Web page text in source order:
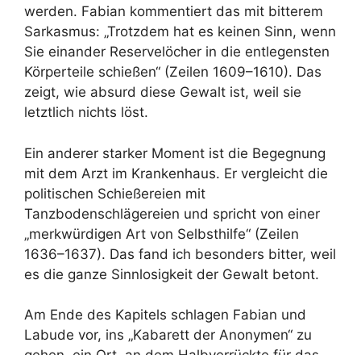
werden. Fabian kommentiert das mit bitterem
Sarkasmus: „Trotzdem hat es keinen Sinn, wenn
Sie einander Reservelöcher in die entlegensten
Körperteile schießen“ (Zeilen 1609–1610). Das
zeigt, wie absurd diese Gewalt ist, weil sie
letztlich nichts löst.
Ein anderer starker Moment ist die Begegnung
mit dem Arzt im Krankenhaus. Er vergleicht die
politischen Schießereien mit
Tanzbodenschlägereien und spricht von einer
„merkwürdigen Art von Selbsthilfe“ (Zeilen
1636–1637). Das fand ich besonders bitter, weil
es die ganze Sinnlosigkeit der Gewalt betont.
Am Ende des Kapitels schlagen Fabian und
Labude vor, ins „Kabarett der Anonymen“ zu